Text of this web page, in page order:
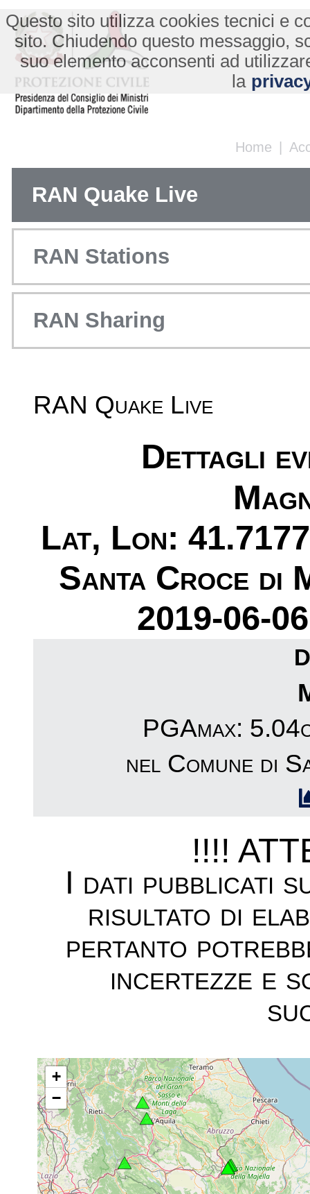
Home |
Questo sito utilizza cookies tecnici e
sito. Chiudendo questo messaggio,
suo elemento acconsenti ad
la
RAN Quake Live
RAN Stations
RAN Sharing
RAN Quake Live
Dettagli
Lat, Lon:
Santa Croce di
2019-06-
PGAmax:
nel Comune di
!!!!
I dati pubblicati
risultato di
pertanto
incertezze e
+
−